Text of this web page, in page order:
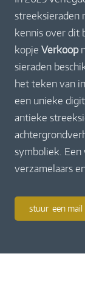
streeksieraden
kennis over dit
kopje Verkoop
sieraden
het teken van
een unieke
antieke
symboliek.
verzamelaars
stuur een mail